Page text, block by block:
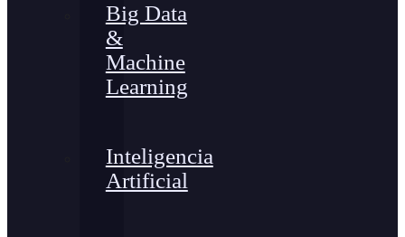
Big Data
&
Machine
Learning
Inteligencia
Artificial